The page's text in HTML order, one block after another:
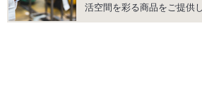
活空間を彩る商品をご提供し